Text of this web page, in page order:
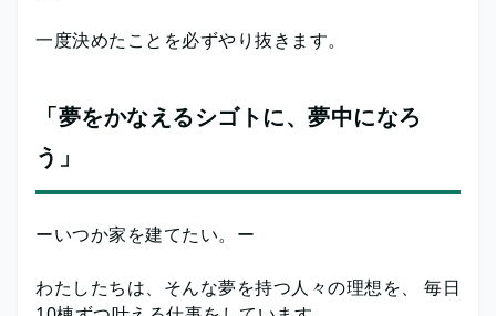
一度決めたことを必ずやり抜きます。
「夢をかなえるシゴトに、夢中になろ
う」
ーいつか家を建てたい。ー
わたしたちは、そんな夢を持つ人々の理想を、 毎日